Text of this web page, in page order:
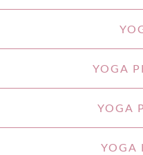
YOGA
YOGA
YOGA